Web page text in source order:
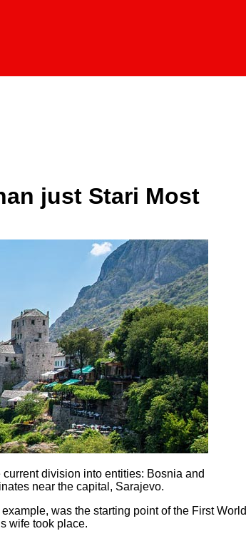
just Stari Most
division into entities: Bosnia and
near the capital, Sarajevo.
was the starting point of the First World
wife took place.